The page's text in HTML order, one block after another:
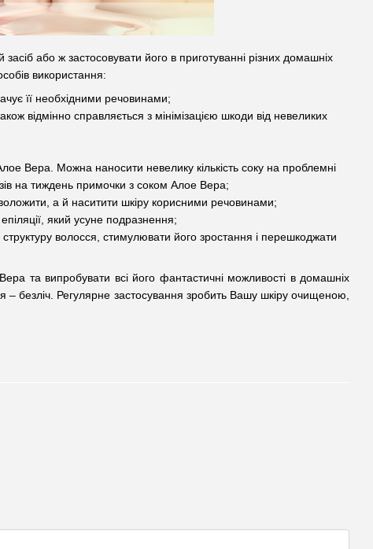
або ж застосовувати його в приготуванні різних домашніх
використання:
її необхідними речовинами;
відмінно справляється з мінімізацією шкоди від невеликих
Вера. Можна наносити невелику кількість соку на проблемні
на тиждень примочки з соком Алое Вера;
а й наситити шкіру корисними речовинами;
який усуне подразнення;
волосся, стимулювати його зростання і перешкоджати
та випробувати всі його фантастичні можливості в домашніх
– безліч. Регулярне застосування зробить Вашу шкіру очищеною,